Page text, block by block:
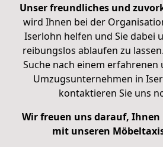
Unser freundliches und
wird Ihnen bei der
Iserlohn helfen und Sie dabei
reibungslos ablaufen zu
Suche nach einem erfahrenen
Umzugsunternehmen in
kontaktieren Sie uns
Wir freuen uns darauf, Ihnen
mit unseren